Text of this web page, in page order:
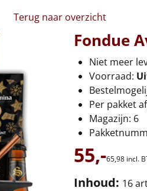
Terug naar overzicht
Fondue
Niet meer
Voorraad:
Per pakket
Magazijn: 6
55,-65,98 incl.
Inhoud: 16